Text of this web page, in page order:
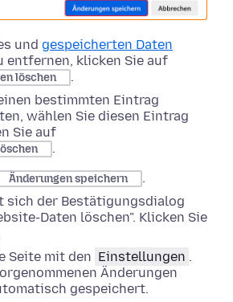
und gespeicherten Daten
entfernen, klicken Sie auf
löschen
.
bestimmten Eintrag
wählen Sie diesen Eintrag
Sie auf
.
Änderungen speichern
.
sich der Bestätigungsdialog
Daten löschen". Klicken Sie
Seite mit den Einstellungen .
Änderungen
gespeichert.